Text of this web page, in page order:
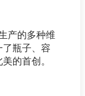
产的多种维
瓶子、容
的首创。